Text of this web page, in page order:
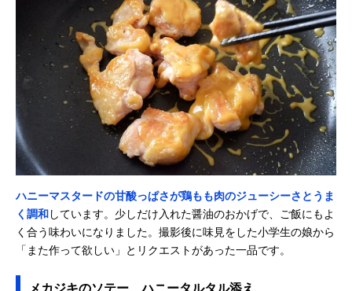
ハニーマスタードの甘酸っぱさが鶏もも肉のジューシーさとうま
く調和しています。少しだけ入れた醤油のおかげで、ご飯にもよ
く合う味わいになりました。撮影後に味見をした小学生の娘から
「また作って欲しい」とリクエストがあった一品です。
メカジキのソテー ハニータルタル添え